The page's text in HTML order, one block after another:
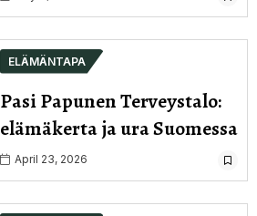
ELÄMÄNTAPA
Pasi Papunen Terveystalo:
elämäkerta ja ura Suomessa
April 23, 2026